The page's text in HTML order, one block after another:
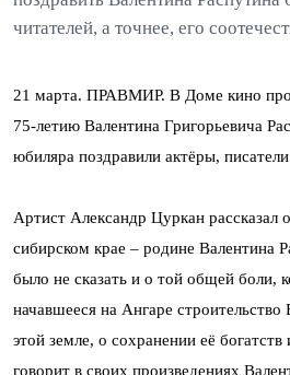
читателей, а точнее, его
21 марта. ПРАВМИР. В Доме кино
75-летию Валентина Григорьевича
юбиляра поздравили актёры,
Артист Александр Цуркан рассказал
сибирском крае – родине Валентина
было не сказать и о той общей боли,
начавшееся на Ангаре
этой земле, о сохранении её
говорит в своих произведениях